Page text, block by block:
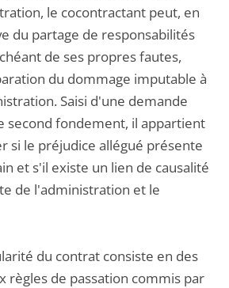
le cocontractant peut, en
du partage de responsabilités
de ses propres fautes,
du dommage imputable à
Saisi d'une demande
second fondement, il appartient
si le préjudice allégué présente
et s'il existe un lien de causalité
de l'administration et le
du contrat consiste en des
règles de passation commis par